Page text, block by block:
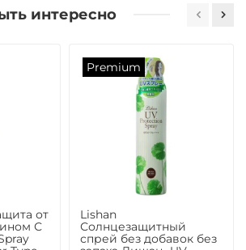
интересно
от
С
Premium
Lishan
Солнцезащитный
спрей без добавок без